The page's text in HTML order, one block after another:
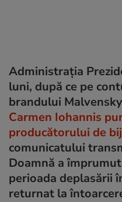
Administrația
luni, după ce pe
brandului
Carmen Iohannis
producătorului de
comunicatului
Doamnă a
perioada deplasării
returnat la